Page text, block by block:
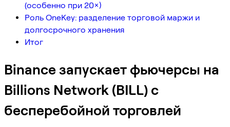
(особенно при 20×)
Роль OneKey: разделение торговой маржи и
долгосрочного хранения
Итог
Binance запускает фьючерсы на
Billions Network (BILL) с
бесперебойной торговлей